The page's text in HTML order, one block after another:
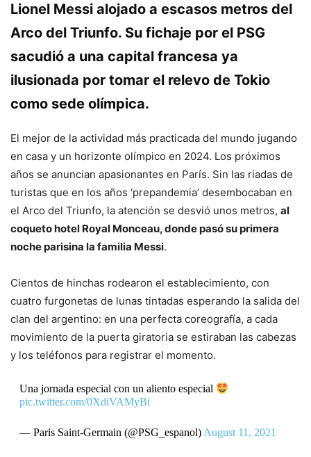
Lionel Messi alojado a escasos metros del
Arco del Triunfo. Su fichaje por el PSG
sacudió a una capital francesa ya
ilusionada por tomar el relevo de Tokio
como sede olímpica.
El mejor de la actividad más practicada del mundo jugando
en casa y un horizonte olímpico en 2024. Los próximos
años se anuncian apasionantes en París. Sin las riadas de
turistas que en los años ‘prepandemia’ desembocaban en
el Arco del Triunfo, la atención se desvió unos metros, al
coqueto hotel Royal Monceau, donde pasó su primera
noche parisina la familia Messi.
Cientos de hinchas rodearon el establecimiento, con
cuatro furgonetas de lunas tintadas esperando la salida del
clan del argentino: en una perfecta coreografía, a cada
movimiento de la puerta giratoria se estiraban las cabezas
y los teléfonos para registrar el momento.
Una jornada especial con un aliento especial
pic.twitter.com/0XdiVAMyBi
— Paris Saint-Germain (@PSG_espanol) August 11, 2021